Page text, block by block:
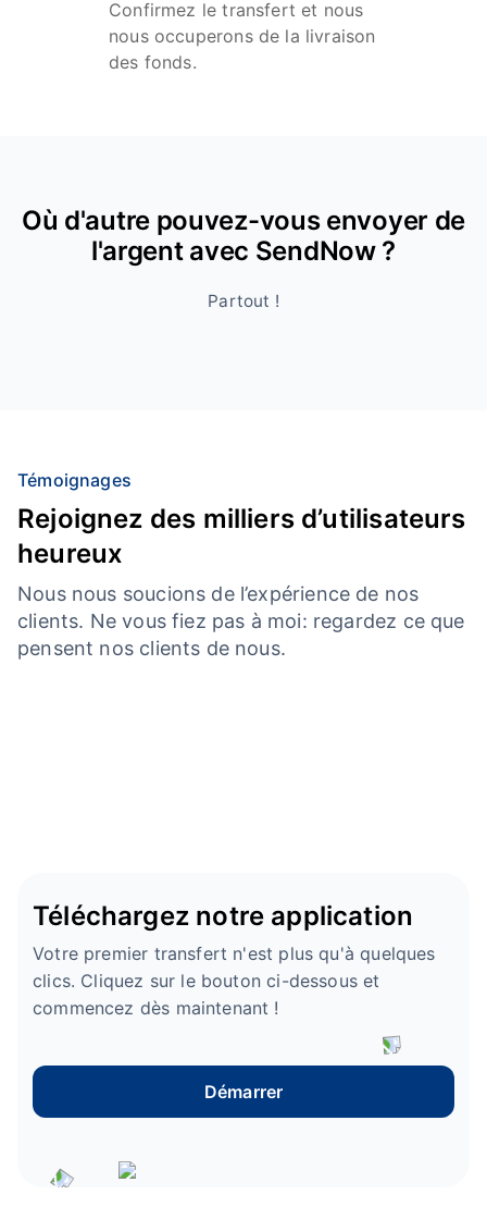
Confirmez le transfert et nous
nous occuperons de la livraison
des fonds.
Où d'autre pouvez-vous envoyer de
l'argent avec SendNow ?
Partout !
Témoignages
Rejoignez des milliers d’utilisateurs
heureux
Nous nous soucions de l’expérience de nos
clients. Ne vous fiez pas à moi: regardez ce que
pensent nos clients de nous.
Téléchargez notre application
Votre premier transfert n'est plus qu'à quelques
clics. Cliquez sur le bouton ci-dessous et
commencez dès maintenant !
Démarrer